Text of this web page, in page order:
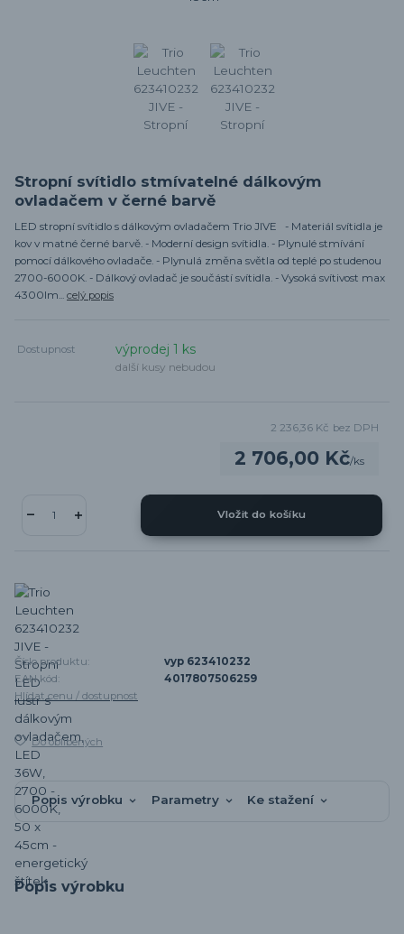
Stropní svítidlo stmívatelné dálkovým
ovladačem v černé barvě
LED stropní svítidlo s dálkovým ovladačem Trio JIVE - Materiál svítidla je
kov v matné černé barvě. - Moderní design svítidla. - Plynulé stmívání
pomocí dálkového ovladače. - Plynulá změna světla od teplé po studenou
2700-6000K. - Dálkový ovladač je součástí svítidla. - Vysoká svítivost max
4300lm... celý popis
Dostupnost výprodej 1 ks
další kusy nebudou
2 706,00 Kč/ks
2 236,36 Kč bez DPH
Vložit do košíku
Číslo produktu:
vyp 623410232
EAN kód:
4017807506259
Hlídat cenu / dostupnost
Do oblíbených
Popis výrobku Parametry Ke stažení
Popis výrobku